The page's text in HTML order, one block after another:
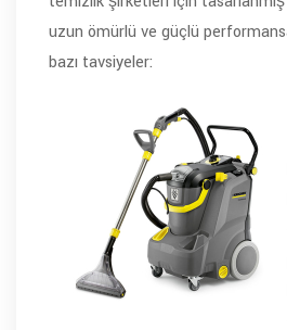
uzun ömürlü ve güçlü
bazı tavsiyeler: